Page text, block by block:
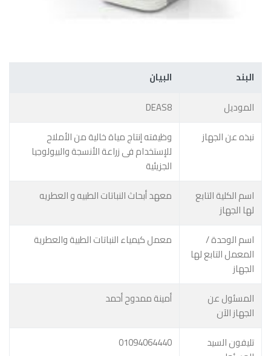
البند
البيان
الموديل
DEAS8
نبذه عن الجهاز
وظيفته إنتاج مياة خالية من الأملاح
للإستخدام فى زراعة الأنسجة والبيولوجيا
الجزيئية
اسم الكلية التابع
لها الجهاز
معهد أبحاث النباتات الطبيه و العطريه
اسم الوحدة /
المعمل التابع لها
الجهاز
معمل كيمياء النباتات الطبية والعطرية
المسئول عن
الجهاز الآن
أمينة ممدوح أحمد
تليفون السيد
01094064440